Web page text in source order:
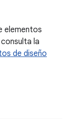
elementos
la
de diseño